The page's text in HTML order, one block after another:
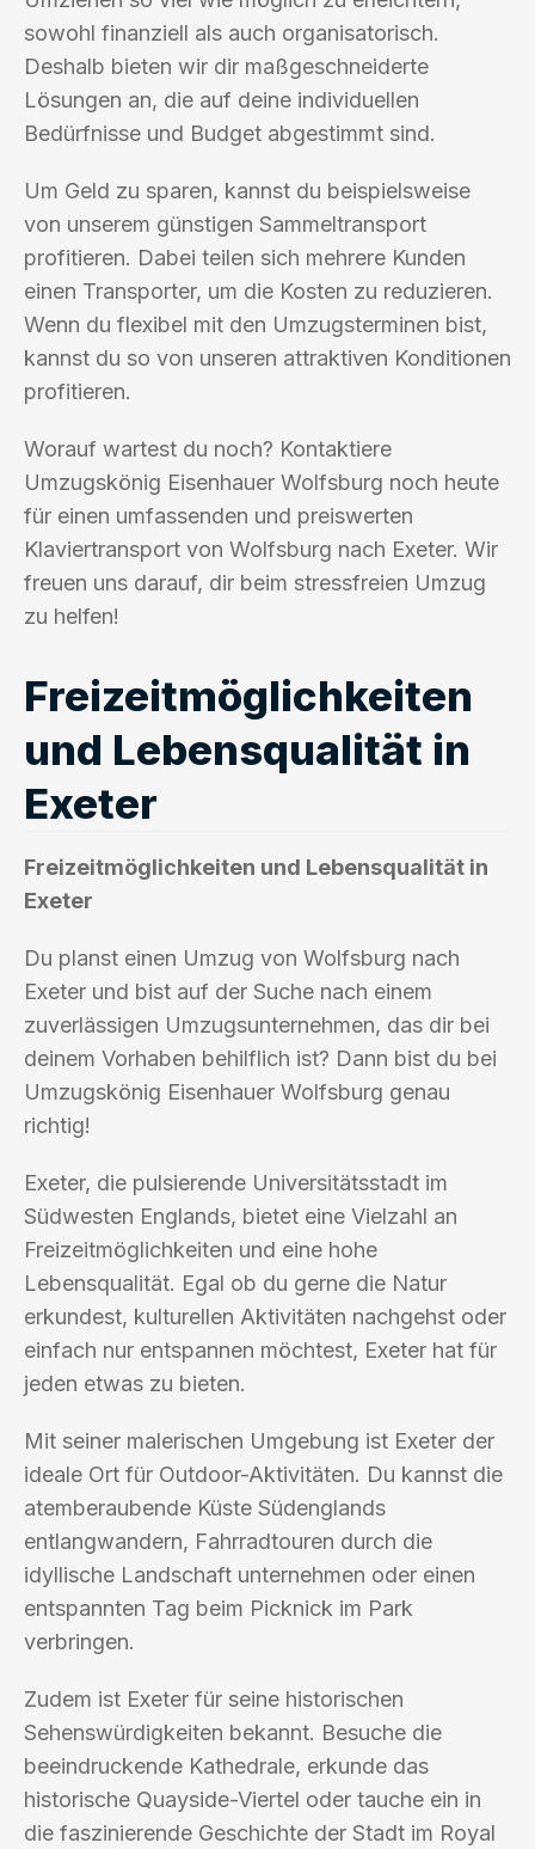
sowohl finanziell als auch organisatorisch.
Deshalb bieten wir dir maßgeschneiderte
Lösungen an, die auf deine individuellen
Bedürfnisse und Budget abgestimmt sind.
Um Geld zu sparen, kannst du beispielsweise
von unserem günstigen Sammeltransport
profitieren. Dabei teilen sich mehrere Kunden
einen Transporter, um die Kosten zu reduzieren.
Wenn du flexibel mit den Umzugsterminen bist,
kannst du so von unseren attraktiven Konditionen
profitieren.
Worauf wartest du noch? Kontaktiere
Umzugskönig Eisenhauer Wolfsburg noch heute
für einen umfassenden und preiswerten
Klaviertransport von Wolfsburg nach Exeter. Wir
freuen uns darauf, dir beim stressfreien Umzug
zu helfen!
Freizeitmöglichkeiten
und Lebensqualität in
Exeter
Freizeitmöglichkeiten und Lebensqualität in
Exeter
Du planst einen Umzug von Wolfsburg nach
Exeter und bist auf der Suche nach einem
zuverlässigen Umzugsunternehmen, das dir bei
deinem Vorhaben behilflich ist? Dann bist du bei
Umzugskönig Eisenhauer Wolfsburg genau
richtig!
Exeter, die pulsierende Universitätsstadt im
Südwesten Englands, bietet eine Vielzahl an
Freizeitmöglichkeiten und eine hohe
Lebensqualität. Egal ob du gerne die Natur
erkundest, kulturellen Aktivitäten nachgehst oder
einfach nur entspannen möchtest, Exeter hat für
jeden etwas zu bieten.
Mit seiner malerischen Umgebung ist Exeter der
ideale Ort für Outdoor-Aktivitäten. Du kannst die
atemberaubende Küste Südenglands
entlangwandern, Fahrradtouren durch die
idyllische Landschaft unternehmen oder einen
entspannten Tag beim Picknick im Park
verbringen.
Zudem ist Exeter für seine historischen
Sehenswürdigkeiten bekannt. Besuche die
beeindruckende Kathedrale, erkunde das
historische Quayside-Viertel oder tauche ein in
die faszinierende Geschichte der Stadt im Royal